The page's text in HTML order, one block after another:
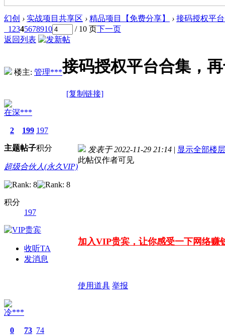
幻创 › 实战项目共享区 › 精品项目【免费分享】 › 接码授权平
1 2345678910 / 10 页下一页
返回列表
楼主: 管理***接码授权平台合集，
[复制链接]
在深***
2
主题
199
帖子
197
积分
超级合伙人(永久VIP)
积分
197
收听TA
发消息
发表于 2022-11-29 21:14 | 显示全部楼层
此帖仅作者可见
加入VIP贵宾，让你感受一下网络赚
使用道具 举报
冷***
0 73 74